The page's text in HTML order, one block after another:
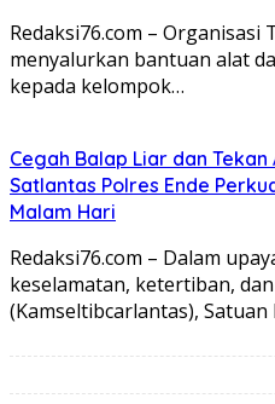
Redaksi76.com – Organisasi
menyalurkan bantuan alat
kepada kelompok…
Cegah Balap Liar dan
Satlantas Polres Ende
Malam Hari
Redaksi76.com – Dalam
keselamatan, ketertiban,
(Kamseltibcarlantas), Satuan